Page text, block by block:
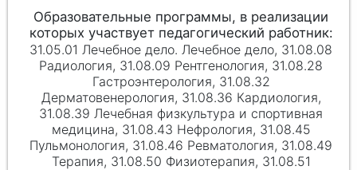
31.05.01 Лечебное дело. Лечебное дело, 31.08.08
Радиология, 31.08.09 Рентгенология, 31.08.28
Гастроэнтерология, 31.08.32
Дерматовенерология, 31.08.36 Кардиология,
31.08.39 Лечебная физкультура и спортивная
медицина, 31.08.43 Нефрология, 31.08.45
Пульмонология, 31.08.46 Ревматология, 31.08.49
Терапия, 31.08.50 Физиотерапия, 31.08.51